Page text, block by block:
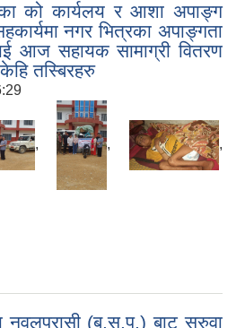
को कार्यलय र आशा अपाङ्ग
नगर भित्रका अपाङ्गता
आज सहायक सामाग्री वितरण
तस्बिरहरु
, , ,
नवलपरासी (ब.सु.प.) बाट सरुवा